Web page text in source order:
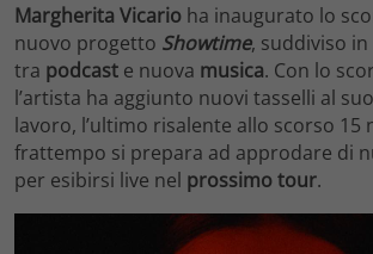
Margherita Vicario ha inaugurato lo
nuovo progetto Showtime, suddiviso
tra podcast e nuova musica. Con lo
l’artista ha aggiunto nuovi tasselli al
lavoro, l’ultimo risalente allo scorso 15
frattempo si prepara ad approdare di
per esibirsi live nel prossimo tour.